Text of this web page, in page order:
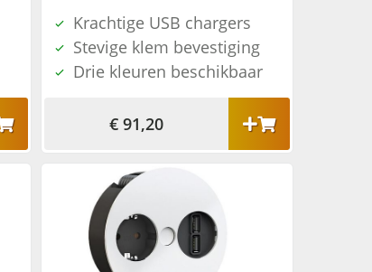
Krachtige USB chargers
Stevige klem bevestiging
Drie kleuren beschikbaar
€ 91,20